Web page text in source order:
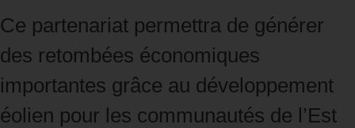
Ce partenariat permettra de générer
des retombées économiques
importantes grâce au développement
éolien pour les communautés de l’Est